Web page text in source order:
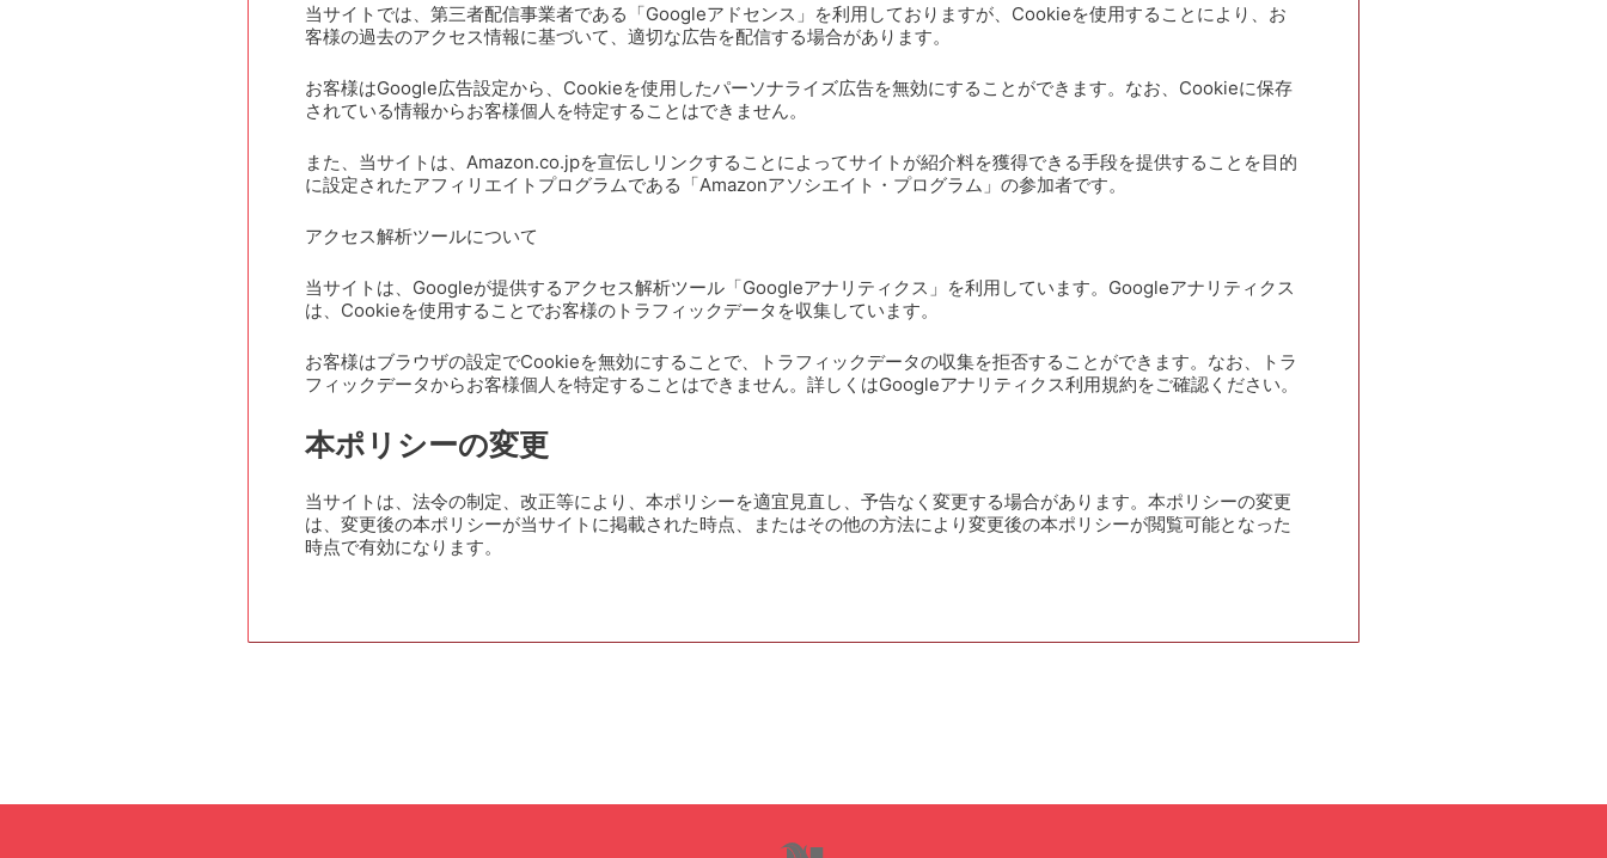
当サイトでは、第三者配信事業者である「Googleアドセンス」を利用しておりますが、Cookieを使用することにより、お
客様の過去のアクセス情報に基づいて、適切な広告を配信する場合があります。
お客様はGoogle広告設定から、Cookieを使用したパーソナライズ広告を無効にすることができます。なお、Cookieに保存
されている情報からお客様個人を特定することはできません。
また、当サイトは、Amazon.co.jpを宣伝しリンクすることによってサイトが紹介料を獲得できる手段を提供することを目的
に設定されたアフィリエイトプログラムである「Amazonアソシエイト・プログラム」の参加者です。
アクセス解析ツールについて
当サイトは、Googleが提供するアクセス解析ツール「Googleアナリティクス」を利用しています。Googleアナリティクス
は、Cookieを使用することでお客様のトラフィックデータを収集しています。
お客様はブラウザの設定でCookieを無効にすることで、トラフィックデータの収集を拒否することができます。なお、トラ
フィックデータからお客様個人を特定することはできません。詳しくはGoogleアナリティクス利用規約をご確認ください。
本ポリシーの変更
当サイトは、法令の制定、改正等により、本ポリシーを適宜見直し、予告なく変更する場合があります。本ポリシーの変更
は、変更後の本ポリシーが当サイトに掲載された時点、またはその他の方法により変更後の本ポリシーが閲覧可能となった
時点で有効になります。